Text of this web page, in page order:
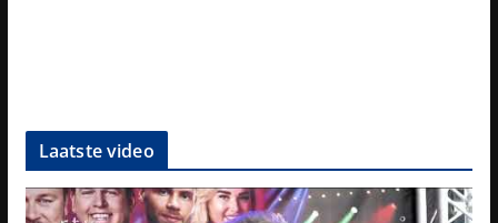
Laatste video